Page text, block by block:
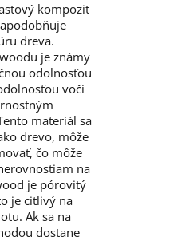
kompozit
dreva.
je známy
odolnosťou
voči
materiál sa
drevo, môže
čo môže
na
je pórovitý
je citlivý na
Ak sa na
dostane